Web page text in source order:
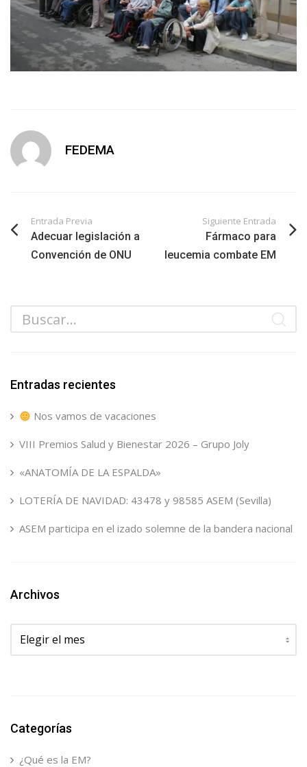
FEDEMA
Entrada Previa
Adecuar legislación a
Convención de ONU
Siguiente Entrada
Fármaco para
leucemia combate EM
Entradas recientes
Nos vamos de vacaciones
VIII Premios Salud y Bienestar 2026 – Grupo Joly
«ANATOMÍA DE LA ESPALDA»
LOTERÍA DE NAVIDAD: 43478 y 98585 ASEM (Sevilla)
ASEM participa en el izado solemne de la bandera nacional
Archivos
Archivos
Categorías
¿Qué es la EM?